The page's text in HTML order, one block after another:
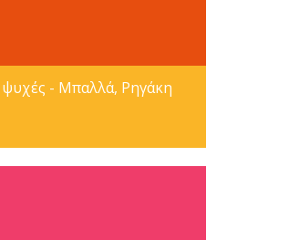
- Μπαλλά, Ρηγάκη